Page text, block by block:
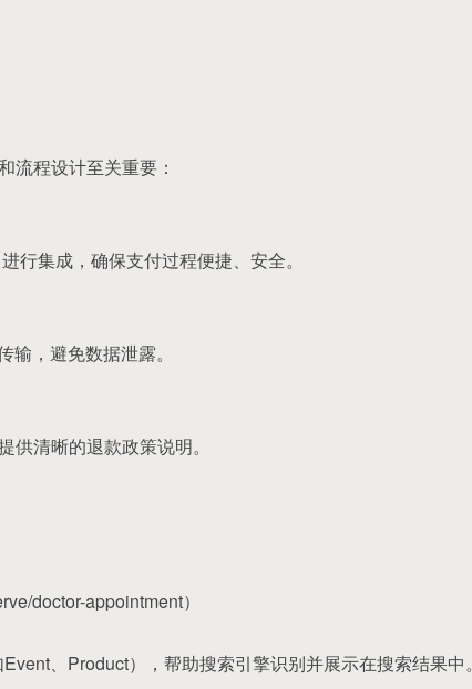
流程设计至关重要：
行集成，确保支付过程便捷、安全。
，避免数据泄露。
清晰的退款政策说明。
doctor-appointment）
、Product），帮助搜索引擎识别并展示在搜索结果中。